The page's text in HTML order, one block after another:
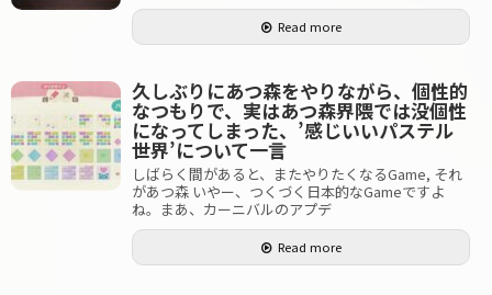
Read more
久しぶりにあつ森をやりながら、個性的
なつもりで、実はあつ森界隈では没個性
になってしまった、’感じいいパステル
世界’について一言
しばらく間があると、またやりたくなるGame, それ
があつ森 いやー、つくづく日本的なGameですよ
ね。まあ、カーニバルのアプデ
Read more